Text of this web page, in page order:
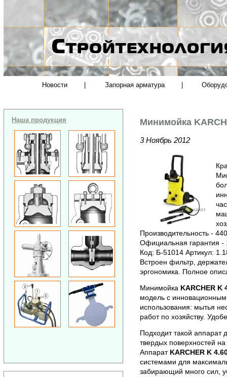
Новости Запорная арматура
Наша продукция Минимойка
3 Ноябрь 2012
Производительность -
Официальная гарантия -
Код: Б-51014 Артикул:
Встроен фильтр,
эргономика. Полное
Минимойка KARCHER K
модель с
использования: мытья
работ по хозяйству.
Подходит такой аппарат
твердых поверхностей
Аппарат KARCHER K
системами для
забирающий много сил,